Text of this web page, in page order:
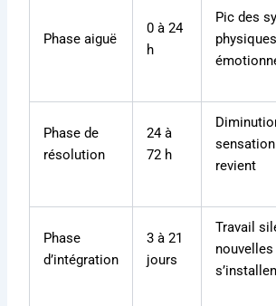
Phase aiguë
0 à 24
h
Pic des
Phase de
résolution
24 à
72 h
revient
Phase
d’intégration
3 à 21
jours
Travail